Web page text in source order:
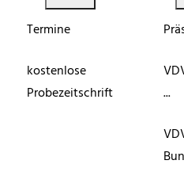
Termine
kostenlose
Probezeitschrift
...